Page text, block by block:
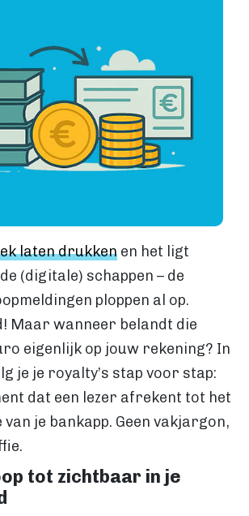
offset drukken
via Bol.com
via Centraal Boekhuis
via Boekenbestellen.nl
via eigen website
als e-book
e-book?
laten drukken en het ligt
(digitale) schappen – de
ploppen al op.
Maar wanneer belandt die
eigenlijk op jouw rekening? In
je je royalty’s stap voor stap:
dat een lezer afrekent tot het
van je bankapp. Geen vakjargon,
tot zichtbaar in je